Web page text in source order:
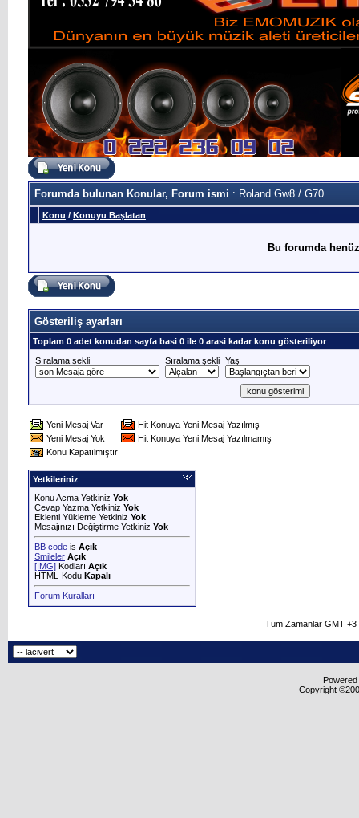
Forumda bulunan Konular, Forum ismi : Roland Gw8 / G70
Konu / Konuyu Başlatan
Bu forumda
Gösteriliş ayarları
Toplam 0 adet konudan sayfa basi 0 ile 0 arasi kadar konu gösteriliyor
Sıralama şekli
Sıralama şekli Yaş
Yeni Mesaj Var
Hit Konuya Yeni Mesaj Yazılmış
Yeni Mesaj Yok
Hit Konuya Yeni Mesaj Yazılmamış
Konu Kapatılmıştır
Yetkileriniz
Konu Acma Yetkiniz Yok
Cevap Yazma Yetkiniz Yok
Eklenti Yükleme Yetkiniz Yok
Mesajınızı Değiştirme Yetkiniz Yok
BB code is Açık
Smileler Açık
[IMG] Kodları Açık
HTML-Kodu Kapalı
Forum Kuralları
Tüm Zamanlar GMT
Copyright